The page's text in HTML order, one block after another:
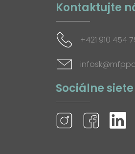
Kontaktujte
+421 910 454
Sociálne siete